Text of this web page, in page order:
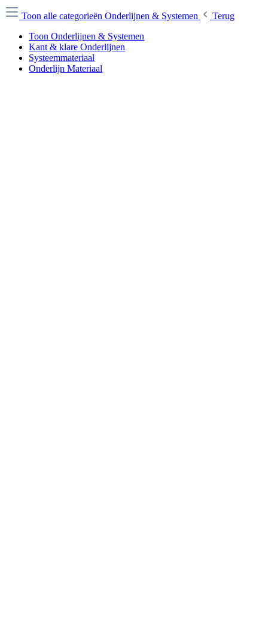
Toon alle categorieën Onderlijnen & Systemen
Terug
Toon Onderlijnen & Systemen
Kant & klare Onderlijnen
Systeemmateriaal
Onderlijn Materiaal